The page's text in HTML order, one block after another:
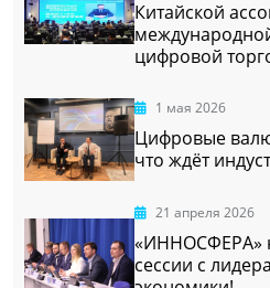
Китайской
цифровой
1 мая 2026
Цифровые
что ждёт
21 апреля 2026
«ИННОСФЕРА»
сессии с